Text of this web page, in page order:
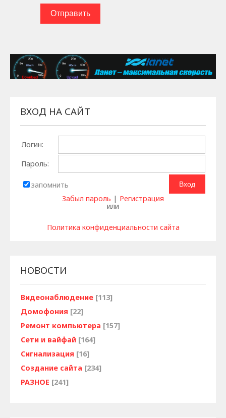
Отправить
ВХОД НА САЙТ
Логин:
Пароль:
запомнить
Забыл пароль | Регистрация
или
Политика конфиденциальности сайта
НОВОСТИ
Видеонаблюдение [113]
Домофония [22]
Ремонт компьютера [157]
Сети и вайфай [164]
Сигнализация [16]
Создание сайта [234]
РАЗНОЕ [241]